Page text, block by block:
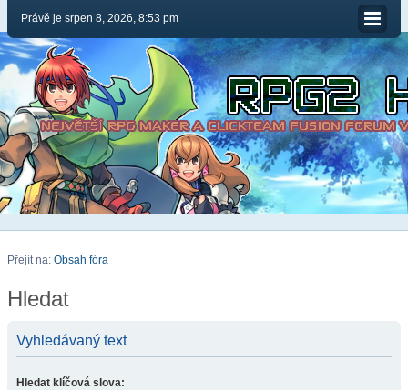
Právě je srpen 8, 2026, 8:53 pm
Přejít na: Obsah fóra
Hledat
Vyhledávaný text
Hledat klíčová slova: